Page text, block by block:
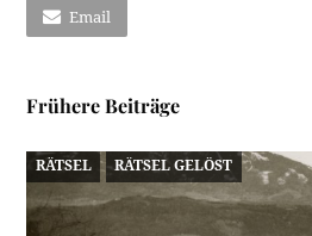
Email
Frühere Beiträge
RÄTSEL RÄTSEL GELÖST